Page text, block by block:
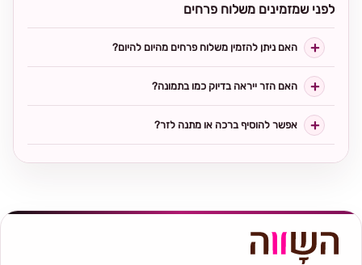
לפני שמזמינים משלוח פרחים
האם ניתן להזמין משלוח פרחים מהיום להיום?
האם הזר ייראה בדיוק כמו בתמונה?
אפשר להוסיף ברכה או מתנה לזר?